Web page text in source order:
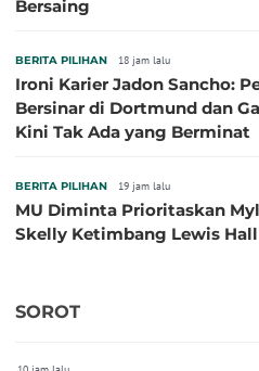
Bersaing
BERITA PILIHAN 18 jam lalu
Ironi Karier Jadon Sancho:
Bersinar di Dortmund dan
Kini Tak Ada yang Berminat
BERITA PILIHAN 19 jam lalu
MU Diminta Prioritaskan
Skelly Ketimbang Lewis Hall
SOROT